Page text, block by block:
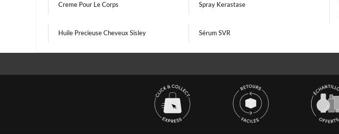
Creme Pour Le Corps Spray Kerastase
Huile Precieuse Cheveux Sisley Sérum SVR